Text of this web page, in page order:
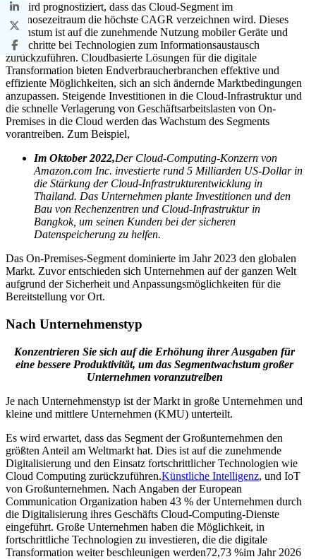
Es wird prognostiziert, dass das Cloud-Segment im
Prognosezeitraum die höchste CAGR verzeichnen wird. Dieses
Wachstum ist auf die zunehmende Nutzung mobiler Geräte und
Fortschritte bei Technologien zum Informationsaustausch
zurückzuführen. Cloudbasierte Lösungen für die digitale
Transformation bieten Endverbraucherbranchen effektive und
effiziente Möglichkeiten, sich an sich ändernde Marktbedingungen
anzupassen. Steigende Investitionen in die Cloud-Infrastruktur und
die schnelle Verlagerung von Geschäftsarbeitslasten von On-
Premises in die Cloud werden das Wachstum des Segments
vorantreiben. Zum Beispiel,
Im Oktober 2022,Der Cloud-Computing-Konzern von
Amazon.com Inc. investierte rund 5 Milliarden US-Dollar in
die Stärkung der Cloud-Infrastrukturentwicklung in
Thailand. Das Unternehmen plante Investitionen und den
Bau von Rechenzentren und Cloud-Infrastruktur in
Bangkok, um seinen Kunden bei der sicheren
Datenspeicherung zu helfen.
Das On-Premises-Segment dominierte im Jahr 2023 den globalen
Markt. Zuvor entschieden sich Unternehmen auf der ganzen Welt
aufgrund der Sicherheit und Anpassungsmöglichkeiten für die
Bereitstellung vor Ort.
Nach Unternehmenstyp
Konzentrieren Sie sich auf die Erhöhung ihrer Ausgaben für
eine bessere Produktivität, um das Segmentwachstum großer
Unternehmen voranzutreiben
Je nach Unternehmenstyp ist der Markt in große Unternehmen und
kleine und mittlere Unternehmen (KMU) unterteilt.
Es wird erwartet, dass das Segment der Großunternehmen den
größten Anteil am Weltmarkt hat. Dies ist auf die zunehmende
Digitalisierung und den Einsatz fortschrittlicher Technologien wie
Cloud Computing zurückzuführen.Künstliche Intelligenz, und IoT
von Großunternehmen. Nach Angaben der European
Communication Organization haben 43 % der Unternehmen durch
die Digitalisierung ihres Geschäfts Cloud-Computing-Dienste
eingeführt. Große Unternehmen haben die Möglichkeit, in
fortschrittliche Technologien zu investieren, die die digitale
Transformation weiter beschleunigen werden72,73 %im Jahr 2026